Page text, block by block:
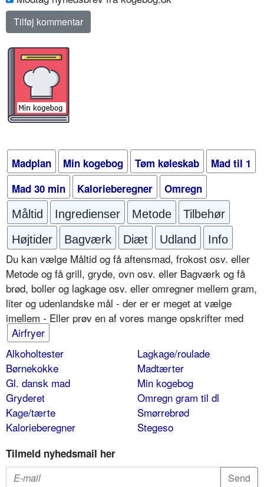
Madplan Min kogebog Tøm køleskab
Mad til 1
Mad 30 min
Kalorieberegner Omregn
Måltid Ingredienser Metode
Tilbehør
Højtider
Bagværk Diæt Udland Info
Du kan vælge Måltid og få aftensmad, frokost osv. eller
Metode og få grill, gryde, ovn osv. eller Bagværk og få
brød, boller og lagkage osv. eller omregner mellem gram,
liter og udenlandske mål - der er er meget at vælge
imellem - Eller prøv en af vores mange opskrifter med
Airfryer
Alkoholtester
Børnekokke
Gl. dansk mad
Gryderet
Kage/tærte
Kalorieberegner
Lagkage/roulade
Madtærter
Min kogebog
Omregn gram til dl
Smørrebrød
Stegeso
Tilmeld nyhedsmail her